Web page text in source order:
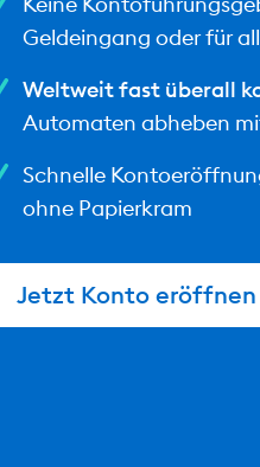
Geldeingang oder für
Weltweit fast überall
Automaten abheben
Schnelle
ohne Papierkram
Jetzt Konto eröffnen